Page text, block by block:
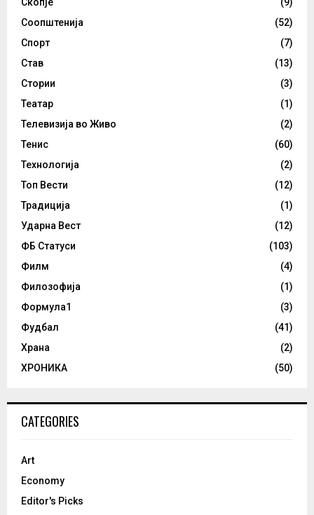
Соопштенија
(52)
Спорт
(7)
Став
(13)
Стории
(3)
Театар
(1)
Телевизија во Живо
(2)
Тенис
(60)
Технологија
(2)
Топ Вести
(12)
Традиција
(1)
Ударна Вест
(12)
ФБ Статуси
(103)
Филм
(4)
Филозофија
(1)
Формула1
(3)
Фудбал
(41)
Храна
(2)
ХРОНИКА
(50)
CATEGORIES
Art
Economy
Editor's Picks